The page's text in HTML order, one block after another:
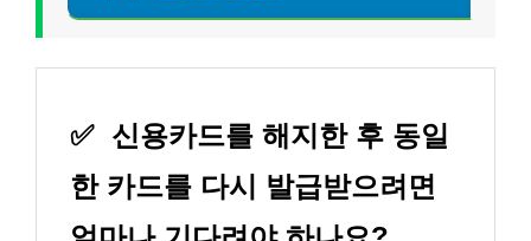
✅ 신용카드를 해지한 후 동일
한 카드를 다시 발급받으려면